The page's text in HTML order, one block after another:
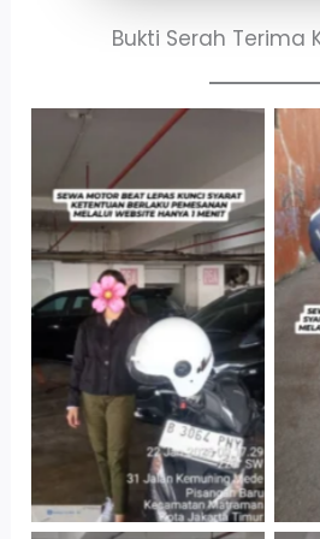
Bukti Serah Terima
Cityplaza
Jatinegara Gedung
Parkir P6A